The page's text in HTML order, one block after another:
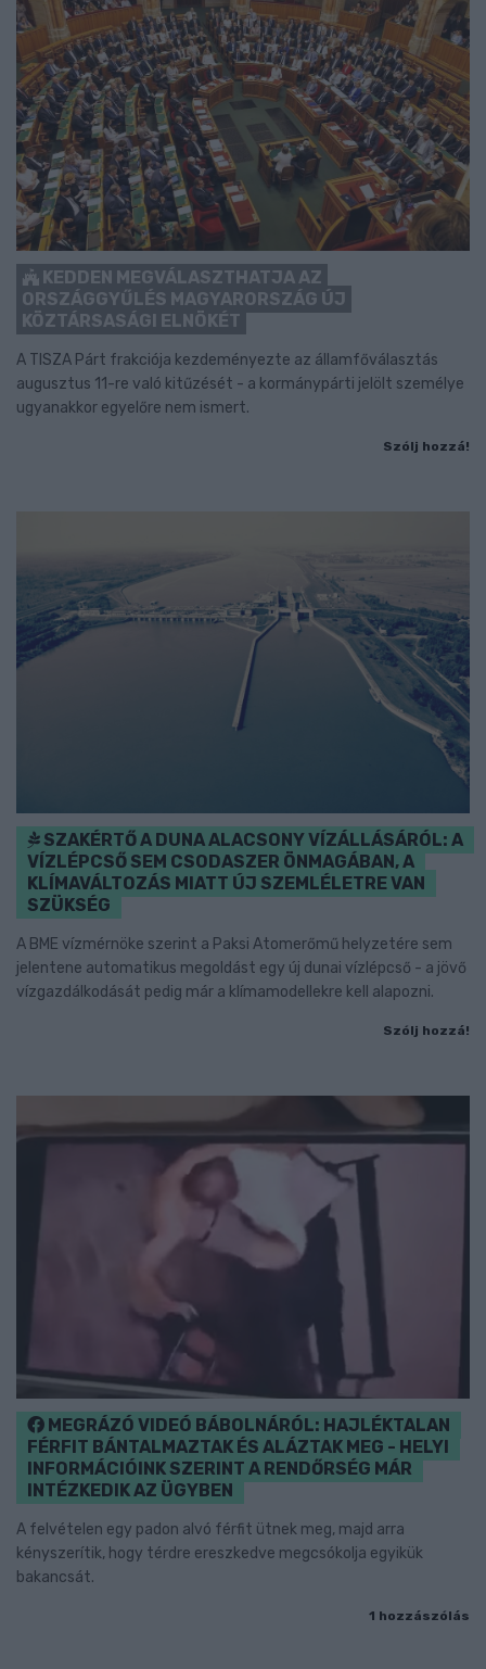
KEDDEN MEGVÁLASZTHATJA AZ
ORSZÁGGYŰLÉS MAGYARORSZÁG ÚJ
KÖZTÁRSASÁGI ELNÖKÉT
A TISZA Párt frakciója kezdeményezte az államfőválasztás
augusztus 11-re való kitűzését - a kormánypárti jelölt személye
ugyanakkor egyelőre nem ismert.
Szólj hozzá!
SZAKÉRTŐ A DUNA ALACSONY VÍZÁLLÁSÁRÓL: A
VÍZLÉPCSŐ SEM CSODASZER ÖNMAGÁBAN, A
KLÍMAVÁLTOZÁS MIATT ÚJ SZEMLÉLETRE VAN
SZÜKSÉG
A BME vízmérnöke szerint a Paksi Atomerőmű helyzetére sem
jelentene automatikus megoldást egy új dunai vízlépcső - a jövő
vízgazdálkodását pedig már a klímamodellekre kell alapozni.
Szólj hozzá!
MEGRÁZÓ VIDEÓ BÁBOLNÁRÓL: HAJLÉKTALAN
FÉRFIT BÁNTALMAZTAK ÉS ALÁZTAK MEG - HELYI
INFORMÁCIÓINK SZERINT A RENDŐRSÉG MÁR
INTÉZKEDIK AZ ÜGYBEN
A felvételen egy padon alvó férfit ütnek meg, majd arra
kényszerítik, hogy térdre ereszkedve megcsókolja egyikük
bakancsát.
1 hozzászólás